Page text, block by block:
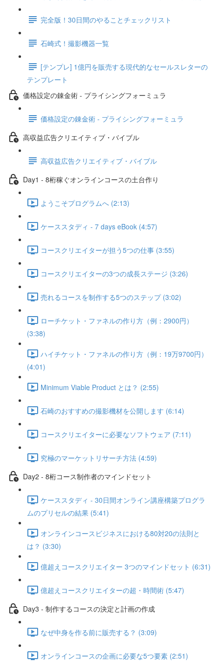
完全版！30日間のやることチェックリスト
石崎式！撮影機器一覧
[テンプレ] 1億円を販売する現代的なセールスレターの
テンプレート
価格設定の錬金術 - プライシングフォーミュラ
価格設定の錬金術 - プライシングフォーミュラ
高収益広告クリエイティブ・バイブル
高収益広告クリエイティブ・バイブル
Day1 - 8桁稼ぐオンラインコースの土台作り
ようこそプログラムへ (2:13)
ケーススタディ - 7 days eBook (4:57)
コースクリエイターが担う5つの仕事 (3:55)
コースクリエイターの3つの成長ステージ (3:26)
売れるコースを制作する5つのステップ (3:02)
ローチケット・ファネルの作り方（例：2900円）
(3:38)
ハイチケット・ファネルの作り方（例：19万9700円）
(4:01)
Minimum Viable Product とは？ (2:55)
石崎のおすすめの撮影機材を公開します (6:14)
コースクリエイターに必要なソフトウェア (7:11)
究極のマーケットリサーチ方法 (4:59)
Day2 - 8桁コース制作者のマインドセット
ケーススタディ - 30日間オンライン講座構築プログラ
ムのプリセルの結果 (5:41)
オンラインコースビジネスにおける80対20の法則と
は？ (3:30)
億超えコースクリエイター 3つのマインドセット (6:31)
億超えコースクリエイターの超・時間術 (5:47)
Day3 - 制作するコースの決定と計画の作成
なぜ中身を作る前に販売する？ (3:09)
オンラインコースの企画に必要な5つ要素 (2:51)